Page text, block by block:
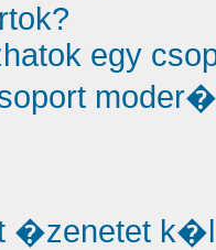
egy
�zenetet